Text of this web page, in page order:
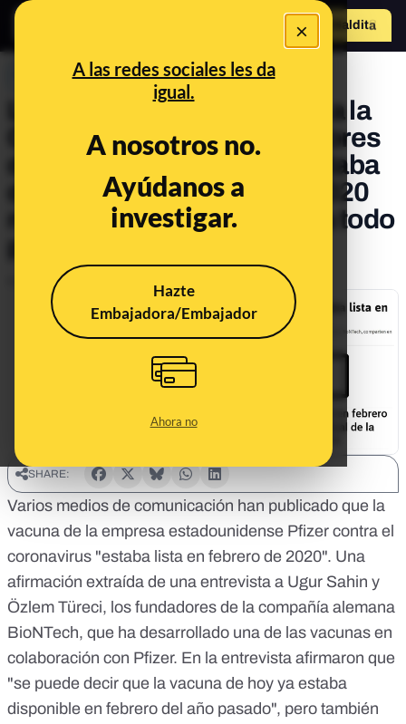
×
A las redes sociales les da
igual.
A nosotros no.
Ayúdanos a
investigar.
Hazte
Embajadora/Embajador
Ahora no
Hazte Maldito
PREBUNKING
La vacuna de Pfizer contra a la
COVID-19: que los fundadores
de BioNTech digan que estaba
disponible en febrero de 2020
no quiere decir que 'estaba todo
Publicado el
SHARE:
Varios medios de comunicación han publicado que la
vacuna de la empresa estadounidense Pfizer contra el
coronavirus "estaba lista en febrero de 2020". Una
afirmación extraída de una entrevista a Ugur Sahin y
Özlem Türeci, los fundadores de la compañía alemana
BioNTech, que ha desarrollado una de las vacunas en
colaboración con Pfizer. En la entrevista afirmaron que
"se puede decir que la vacuna de hoy ya estaba
disponible en febrero del año pasado", pero también